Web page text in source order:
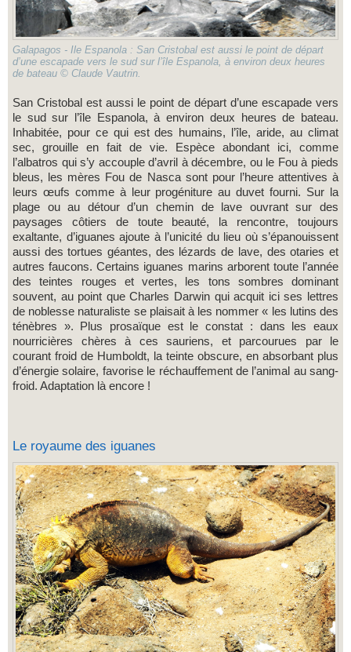
Galapagos - Ile Espanola : San Cristobal est aussi le point de départ
d’une escapade vers le sud sur l’île Espanola, à environ deux heures
de bateau © Claude Vautrin.
San Cristobal est aussi le point de départ d’une escapade vers
le sud sur l’île Espanola, à environ deux heures de bateau.
Inhabitée, pour ce qui est des humains, l’île, aride, au climat
sec, grouille en fait de vie. Espèce abondant ici, comme
l’albatros qui s’y accouple d’avril à décembre, ou le Fou à pieds
bleus, les mères Fou de Nasca sont pour l’heure attentives à
leurs œufs comme à leur progéniture au duvet fourni. Sur la
plage ou au détour d’un chemin de lave ouvrant sur des
paysages côtiers de toute beauté, la rencontre, toujours
exaltante, d’iguanes ajoute à l’unicité du lieu où s’épanouissent
aussi des tortues géantes, des lézards de lave, des otaries et
autres faucons. Certains iguanes marins arborent toute l’année
des teintes rouges et vertes, les tons sombres dominant
souvent, au point que Charles Darwin qui acquit ici ses lettres
de noblesse naturaliste se plaisait à les nommer « les lutins des
ténèbres ». Plus prosaïque est le constat : dans les eaux
nourricières chères à ces sauriens, et parcourues par le
courant froid de Humboldt, la teinte obscure, en absorbant plus
d’énergie solaire, favorise le réchauffement de l’animal au sang-
froid. Adaptation là encore !
Le royaume des iguanes